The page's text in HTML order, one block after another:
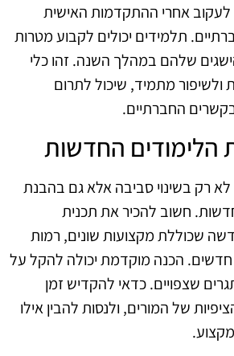
אחרי ההתקדמות האישית
תלמידים יכולים לקבוע מטרות
שלהם במהלך השנה. זהו כלי
מתמיד, שיכול לתרום
החברתיים.
הלימודים החדשות
לא רק בשינוי סביבה אלא גם בהבנת
חשוב להכיר את תכנית
שכוללת מקצועות שונים, רמות
חדשים. הכנה מוקדמת יכולה להקל על
שצפויים. כדאי להקדיש זמן
של המורים, ולנסות להבין אילו
מקצוע.